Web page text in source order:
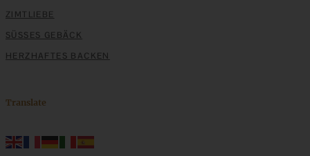
ZIMTLIEBE
SÜSSES GEBÄCK
HERZHAFTES BACKEN
Translate